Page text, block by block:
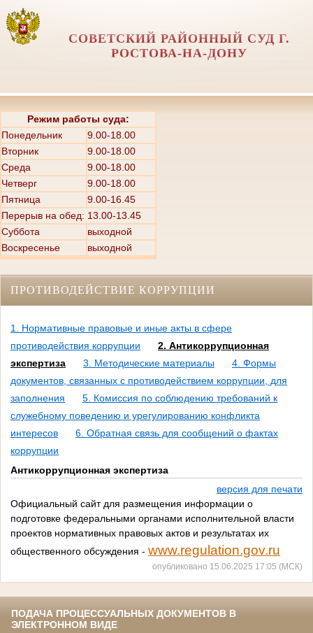
СОВЕТСКИЙ РАЙОННЫЙ СУД Г.
РОСТОВА-НА-ДОНУ
Режим работы суда:
Понедельник
9.00-18.00
Вторник
9.00-18.00
Среда
9.00-18.00
Четверг
9.00-18.00
Пятница
9.00-16.45
Перерыв на обед: 13.00-13.45
Суббота
выходной
Воскресенье
выходной
ПРОТИВОДЕЙСТВИЕ КОРРУПЦИИ
1. Нормативные правовые и иные акты в сфере
противодействия коррупции
2. Антикоррупционная
экспертиза
3. Методические материалы
4. Формы
документов, связанных с противодействием коррупции, для
заполнения
5. Комиссия по соблюдению требований к
служебному поведению и урегулированию конфликта
интересов
6. Обратная связь для сообщений о фактах
коррупции
Антикоррупционная экспертиза
версия для печати
Официальный сайт для размещения информации о
подготовке федеральными органами исполнительной власти
проектов нормативных правовых актов и результатах их
общественного обсуждения - www.regulation.gov.ru
опубликовано 15.06.2025 17:05 (МСК)
ПОДАЧА ПРОЦЕССУАЛЬНЫХ ДОКУМЕНТОВ В
ЭЛЕКТРОННОМ ВИДЕ